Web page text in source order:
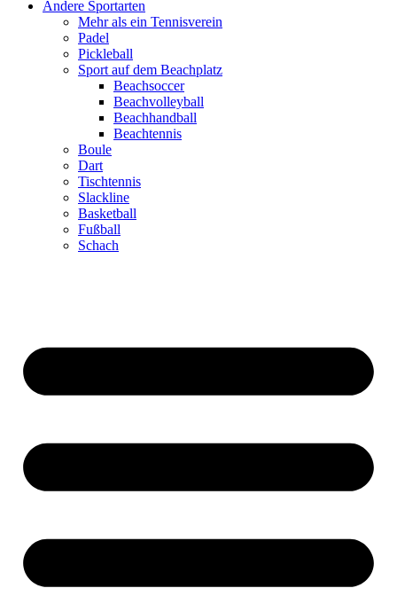
Andere Sportarten
Mehr als ein Tennisverein
Padel
Pickleball
Sport auf dem Beachplatz
Beachsoccer
Beachvolleyball
Beachhandball
Beachtennis
Boule
Dart
Tischtennis
Slackline
Basketball
Fußball
Schach